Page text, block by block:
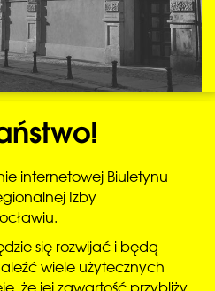
internetowej Biuletynu
Izby
się rozwijać i będą
wiele użytecznych
że jej zawartość przybliży